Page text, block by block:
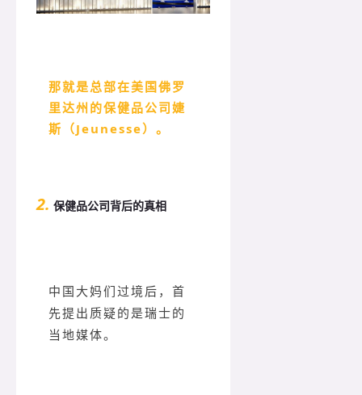
那就是总部在美国佛罗
里达州的保健品公司婕
斯（Jeunesse）。
2. 保健品公司背后的真相
中国大妈们过境后，首
先提出质疑的是瑞士的
当地媒体。